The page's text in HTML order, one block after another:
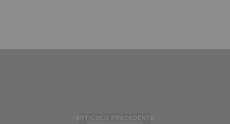
ARTICOLO PRECEDENTE